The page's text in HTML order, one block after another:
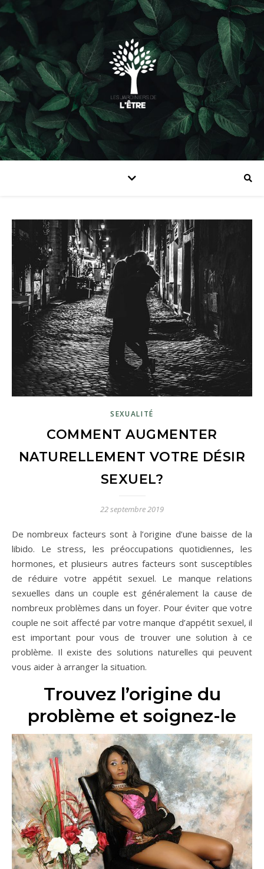
SEXUALITÉ
COMMENT AUGMENTER
NATURELLEMENT VOTRE DÉSIR
SEXUEL?
22 septembre 2019
De nombreux facteurs sont à l’origine d’une baisse de la
libido. Le stress, les préoccupations quotidiennes, les
hormones, et plusieurs autres facteurs sont susceptibles
de réduire votre appétit sexuel. Le manque relations
sexuelles dans un couple est généralement la cause de
nombreux problèmes dans un foyer. Pour éviter que votre
couple ne soit affecté par votre manque d’appétit sexuel, il
est important pour vous de trouver une solution à ce
problème. Il existe des solutions naturelles qui peuvent
vous aider à arranger la situation.
Trouvez l’origine du
problème et soignez-le